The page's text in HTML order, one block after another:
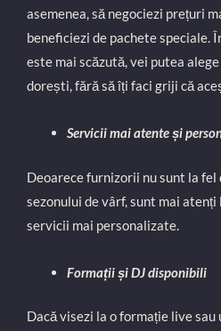
asemenea, să negociezi prețuri
beneficiezi de pachete speciale.
este mai scăzută, vei putea
dorești, fără să îți faci griji că
Servicii mai atente și
Deoarece furnizorii nu sunt la fel
sezonului de vârf, sunt mai
servicii mai personalizate.
Formații și DJ disponibili
Dacă visezi la o formație live sau